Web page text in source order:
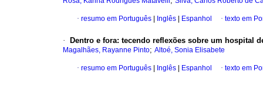
· resumo em Português Inglês Espanhol · texto em
· Dentro e fora: tecendo reflexões sobre um hospital
Magalhães, Rayanne Pinto; Altoé, Sonia Elisabete
· resumo em Português Inglês Espanhol · texto em